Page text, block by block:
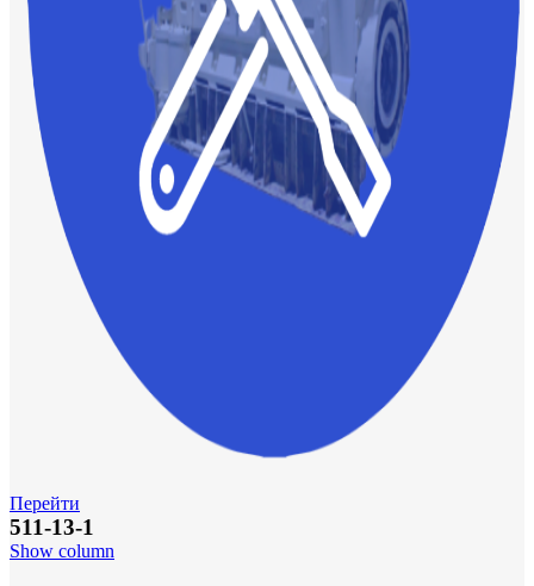
Перейти
511-13-1
Show column